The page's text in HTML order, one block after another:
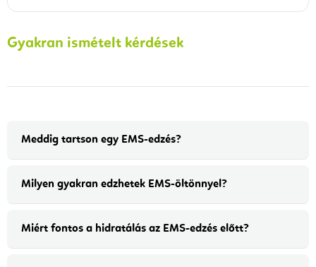
Gyakran ismételt kérdések
Meddig tartson egy EMS-edzés?
Milyen gyakran edzhetek EMS-öltönnyel?
Miért fontos a hidratálás az EMS-edzés előtt?